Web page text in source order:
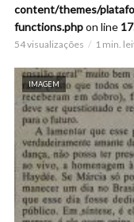
content/themes/
functions.phpon line
54 visualizações 1 min.
IMAGEM